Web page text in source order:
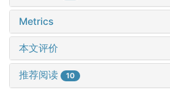
Metrics
本文评价
推荐阅读 10